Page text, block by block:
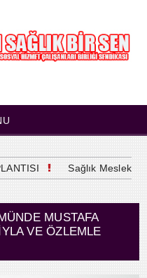
Sağlık Meslek
MUSTAFA
VE ÖZLEMLE